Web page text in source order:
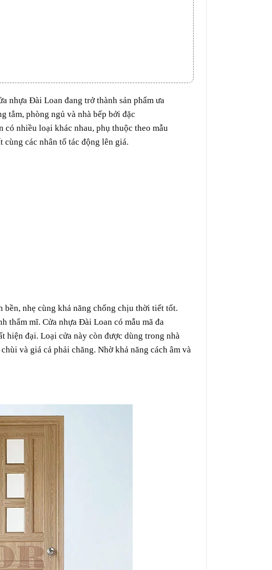
nhựa Đài Loan đang trở thành sản phẩm ưa
tắm, phòng ngủ và nhà bếp bởi đặc
có nhiều loạikhác nhau, phụ thuộc theo mẫu
cùng các nhân tố tác động lêngiá.
bền, nhẹ cùng khả năng chống chịu thời tiết tốt.
thẩm mĩ. Cửa nhựa Đài Loan có mẫu mã đa
hiện đại. Loại cửa này còn được dùng trong nhà
và giá cả phải chăng. Nhờkhả năng cách âm và